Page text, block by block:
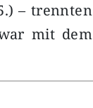
– trennten
mit dem